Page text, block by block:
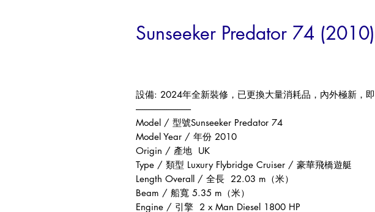
Sunseeker Predator 74 (2010)
設備: 2024年全新裝修，已更換大量消耗品，內外極新，即
------------------------------
Model / 型號Sunseeker Predator 74
Model Year / 年份 2010
Origin / 產地 UK
Type / 類型 Luxury Flybridge Cruiser / 豪華飛橋遊艇
Length Overall / 全長 22.03 m （米）
Beam / 船寬 5.35 m （米）
Engine / 引擎 2 x Man Diesel 1800 HP